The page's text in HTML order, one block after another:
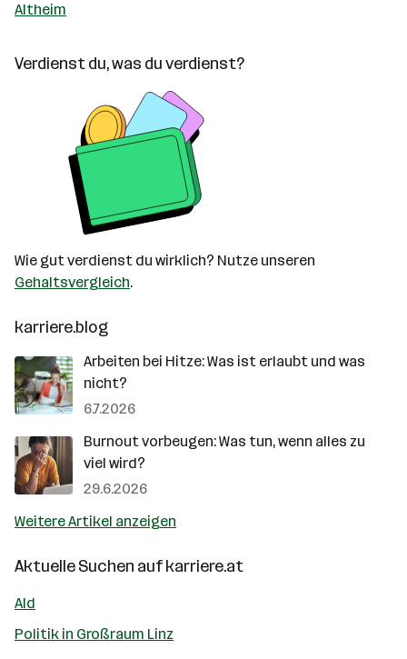
Altheim
Verdienst du, was du verdienst?
Wie gut verdienst du wirklich? Nutze unseren
Gehaltsvergleich.
karriere.blog
Arbeiten bei Hitze: Was ist erlaubt und was
nicht?
6.7.2026
Burnout vorbeugen: Was tun, wenn alles zu
viel wird?
29.6.2026
Weitere Artikel anzeigen
Aktuelle Suchen aufkarriere.at
Ald
Politik in Großraum Linz